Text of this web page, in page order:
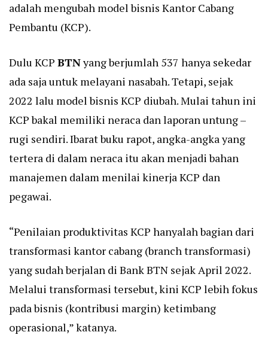
adalah mengubah model bisnis Kantor Cabang
Pembantu (KCP).
Dulu KCP BTNyang berjumlah 537 hanya sekedar
ada saja untuk melayani nasabah. Tetapi, sejak
2022 lalu model bisnis KCP diubah. Mulai tahun ini
KCP bakal memiliki neraca dan laporan untung –
rugi sendiri. Ibarat buku rapot, angka-angka yang
tertera di dalam neraca itu akan menjadi bahan
manajemen dalam menilai kinerja KCP dan
pegawai.
“Penilaian produktivitas KCP hanyalah bagian dari
transformasi kantor cabang (branch transformasi)
yang sudah berjalan di Bank BTN sejak April 2022.
Melalui transformasi tersebut, kini KCP lebih fokus
pada bisnis (kontribusi margin) ketimbang
operasional,” katanya.